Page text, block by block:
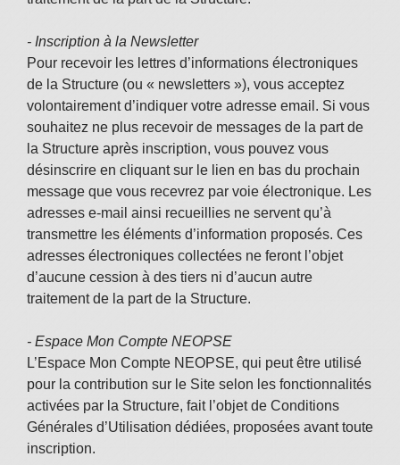
- Inscription à la Newsletter
Pour recevoir les lettres d’informations électroniques
de la Structure (ou « newsletters »), vous acceptez
volontairement d’indiquer votre adresse email. Si vous
souhaitez ne plus recevoir de messages de la part de
la Structure après inscription, vous pouvez vous
désinscrire en cliquant sur le lien en bas du prochain
message que vous recevrez par voie électronique. Les
adresses e-mail ainsi recueillies ne servent qu’à
transmettre les éléments d’information proposés. Ces
adresses électroniques collectées ne feront l’objet
d’aucune cession à des tiers ni d’aucun autre
traitement de la part de la Structure.
- Espace Mon Compte NEOPSE
L’Espace Mon Compte NEOPSE, qui peut être utilisé
pour la contribution sur le Site selon les fonctionnalités
activées par la Structure, fait l’objet de Conditions
Générales d’Utilisation dédiées, proposées avant toute
inscription.